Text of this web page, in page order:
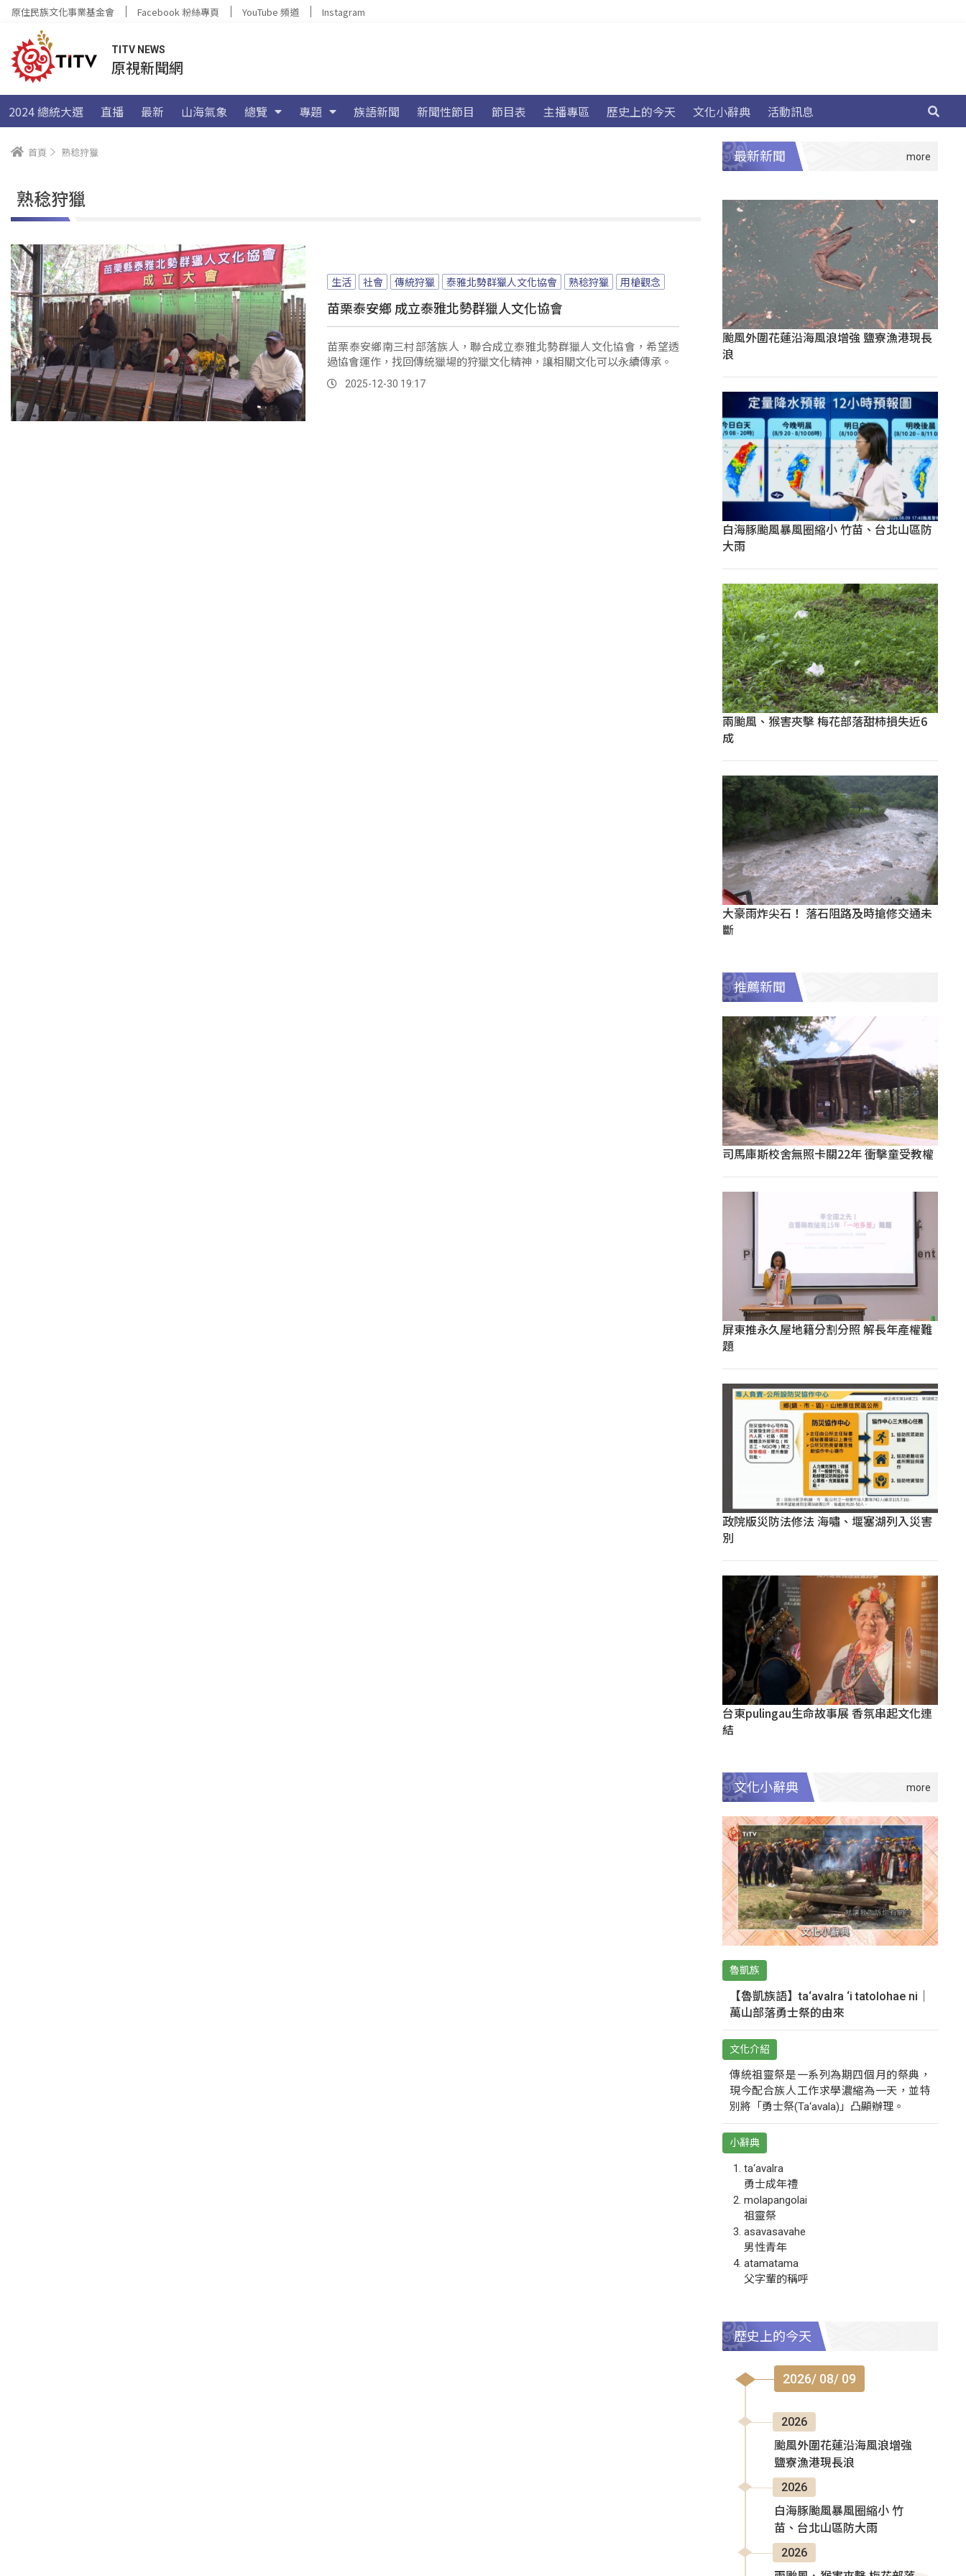
原住民族文化事業基金會 Facebook 粉絲專頁 YouTube 頻道 Instagram
TITV NEWS
原視新聞網
2024 總統大選 直播 最新 山海氣象 總覽 專題 族語新聞 新聞性節目 節目表 主播專區 歷史上的今天 文化小辭典 活動訊息
首頁 熟稔狩獵
熟稔狩獵
生活 社會 傳統狩獵 泰雅北勢群獵人文化協會 熟稔狩獵 用槍觀念
苗栗泰安鄉 成立泰雅北勢群獵人文化協會
苗栗泰安鄉南三村部落族人，聯合成立泰雅北勢群獵人文化協會，希望透
過協會運作，找回傳統獵場的狩獵文化精神，讓相關文化可以永續傳承。
2025-12-30 19:17
最新新聞
颱風外圍花蓮沿海風浪增強 鹽寮漁港現長
浪
白海豚颱風暴風圈縮小 竹苗、台北山區防
大雨
兩颱風、猴害夾擊 梅花部落甜柿損失近6
成
大豪雨炸尖石！ 落石阻路及時搶修交通未
斷
推薦新聞
司馬庫斯校舍無照卡關22年 衝擊童受教權
屏東推永久屋地籍分割分照 解長年產權難
題
政院版災防法修法 海嘯、堰塞湖列入災害
別
台東pulingau生命故事展 香氛串起文化連
結
文化小辭典
魯凱族
【魯凱族語】ta‘avalra ‘i tatolohae ni｜
萬山部落勇士祭的由來
文化介紹
傳統祖靈祭是一系列為期四個月的祭典，
現今配合族人工作求學濃縮為一天，並特
別將「勇士祭(Ta‘avala)」凸顯辦理。
小辭典
ta‘avalra
勇士成年禮
molapangolai
祖靈祭
asavasavahe
男性青年
atamatama
父字輩的稱呼
歷史上的今天
2026/ 08/ 09
2026
颱風外圍花蓮沿海風浪增強
鹽寮漁港現長浪
2026
白海豚颱風暴風圈縮小 竹
苗、台北山區防大雨
2026